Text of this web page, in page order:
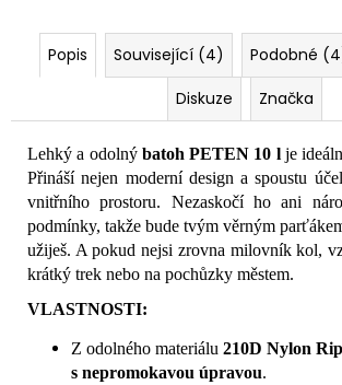
Popis Související (4) Podobné
Diskuze
Značka
Lehký a odolný batoh PETEN 10 lje
Přináší nejen moderní design a spoustu
vnitřního prostoru. Nezaskočí ho ani
podmínky, takže bude tvým věrným
užiješ. A pokud nejsi zrovna milovník kol,
krátký trek nebo na pochůzky městem.
VLASTNOSTI:
Z odolného materiálu 210D Nylon
s nepromokavou úpravou.